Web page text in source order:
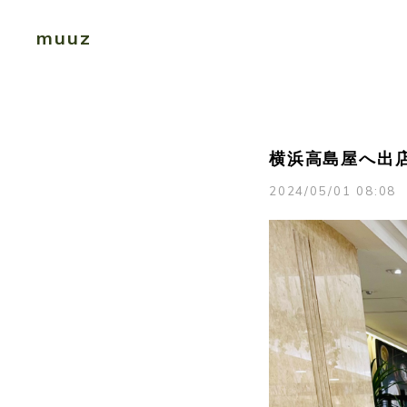
muuz
横浜高島屋へ出
2024/05/01 08:08